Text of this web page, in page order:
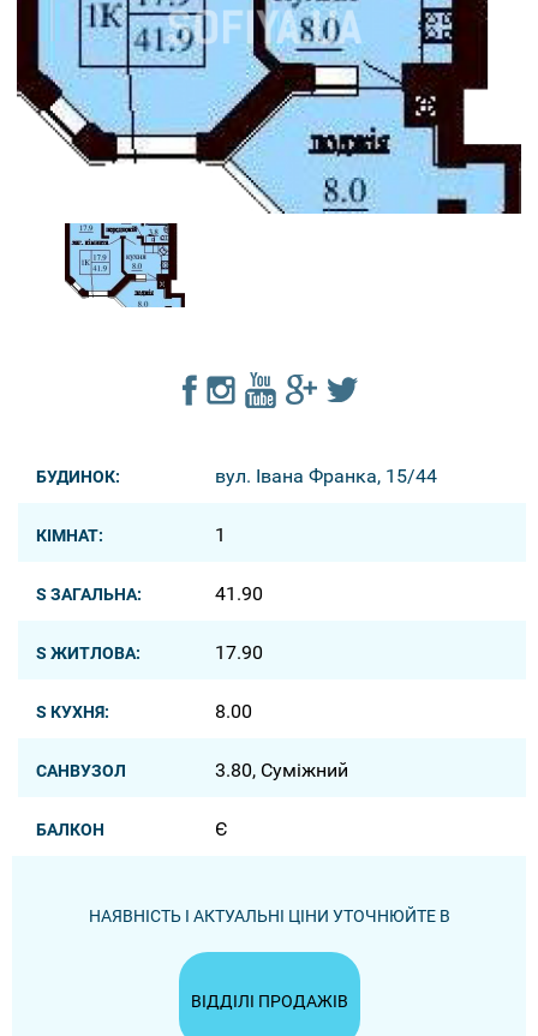
БУДИНОК: вул. Івана Франка, 15/44
КІМНАТ: 1
S ЗАГАЛЬНА: 41.90
S ЖИТЛОВА: 17.90
S КУХНЯ: 8.00
САНВУЗОЛ 3.80, Суміжний
БАЛКОН Є
НАЯВНІСТЬ І АКТУАЛЬНІ ЦІНИ УТОЧНЮЙТЕ В
ВІДДІЛІ ПРОДАЖІВ